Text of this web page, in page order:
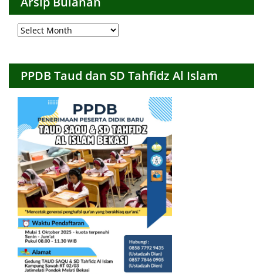
Arsip
Bulanan
PPDB Taud dan SD Tahfidz Al Islam